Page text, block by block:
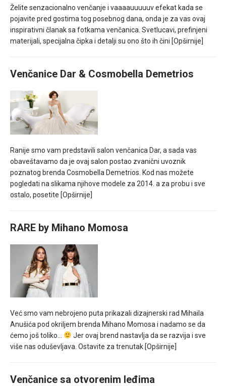
Želite senzacionalno venčanje i vaaaauuuuuv efekat kada se
pojavite pred gostima tog posebnog dana, onda je za vas ovaj
inspirativni članak sa fotkama venčanica. Svetlucavi, prefinjeni
materijali, specijalna čipka i detalji su ono što ih čini [Opširnije]
Venčanice Dar & Cosmobella Demetrios
Ranije smo vam predstavili salon venčanica Dar, a sada vas
obaveštavamo da je ovaj salon postao zvanični uvoznik
poznatog brenda Cosmobella Demetrios. Kod nas možete
pogledati na slikama njihove modele za 2014. a za probu i sve
ostalo, posetite [Opširnije]
RARE by Mihano Momosa
Već smo vam nebrojeno puta prikazali dizajnerski rad Mihaila
Anušića pod okriljem brenda Mihano Momosa i nadamo se da
ćemo još toliko…
Jer ovaj brend nastavlja da se razvija i sve
više nas oduševljava. Ostavite za trenutak [Opširnije]
Venčanice sa otvorenim leđima